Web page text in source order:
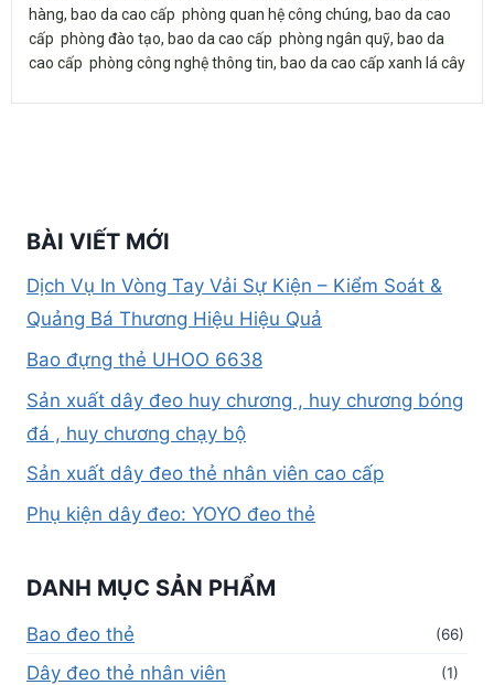
hàng, bao da cao cấp phòng quan hệ công chúng, bao da cao
cấp phòng đào tạo, bao da cao cấp phòng ngân quỹ, bao da
cao cấp phòng công nghệ thông tin, bao da cao cấp xanh lá cây
BÀI VIẾT MỚI
Dịch Vụ In Vòng Tay Vải Sự Kiện – Kiểm Soát &
Quảng Bá Thương Hiệu Hiệu Quả
Bao đựng thẻ UHOO 6638
Sản xuất dây đeo huy chương , huy chương bóng
đá , huy chương chạy bộ
Sản xuất dây đeo thẻ nhân viên cao cấp
Phụ kiện dây đeo: YOYO đeo thẻ
DANH MỤC SẢN PHẨM
Bao đeo thẻ (66)
Dây đeo thẻ nhân viên (1)